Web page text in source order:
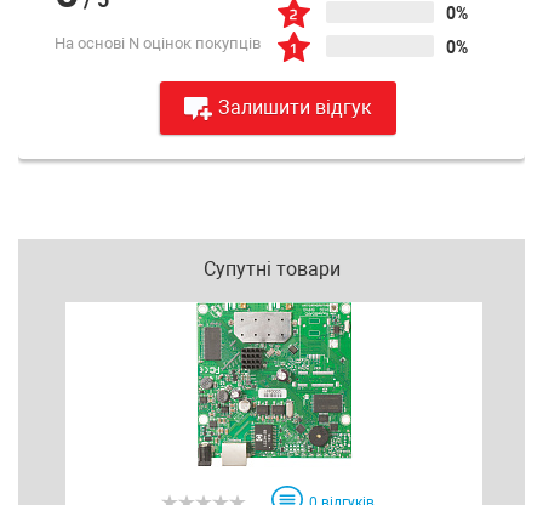
На основі N оцінок покупців
0%
0%
Залишити відгук
Супутні товари